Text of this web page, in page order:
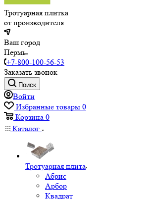
Тротуарная плитка
от производителя
Ваш город
Пермь
+7-800-100-56-53
Заказать звонок
Поиск
Войти
Избранные товары 0
Корзина 0
Каталог
Тротуарная плита
Абрис
Арбор
Квадрат